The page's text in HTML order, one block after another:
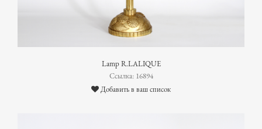
Lamp R.LALIQUE
Ссылка: 16894
Добавить в ваш список